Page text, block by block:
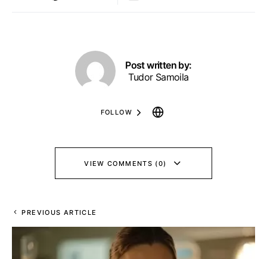
Post written by:
Tudor Samoila
FOLLOW
VIEW COMMENTS (0)
PREVIOUS ARTICLE